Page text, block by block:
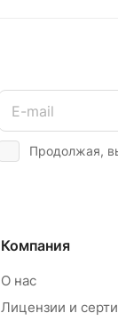
Продолжая,
Компания
О нас
Лицензии и